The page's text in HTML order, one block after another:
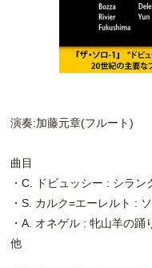
演奏:加藤元章(フルート)
曲目
・C. ドビュッシー : シラン
・S. カルク=エーレルト :
・A. オネゲル : 牝山羊の踊
他